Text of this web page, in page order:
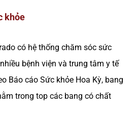
khỏe
có hệ thống chăm sóc sức
bệnh viện và trung tâm y tế
Báo cáo Sức khỏe Hoa Kỳ, bang
trong top các bang có chất